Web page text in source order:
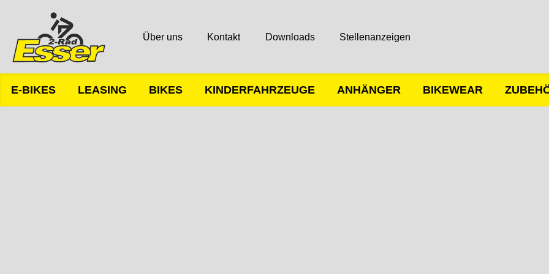
Über uns Kontakt Downloads Stellenanzeigen
E-BIKES LEASING BIKES KINDERFAHRZEUGE ANHÄNGER BIKEWEAR